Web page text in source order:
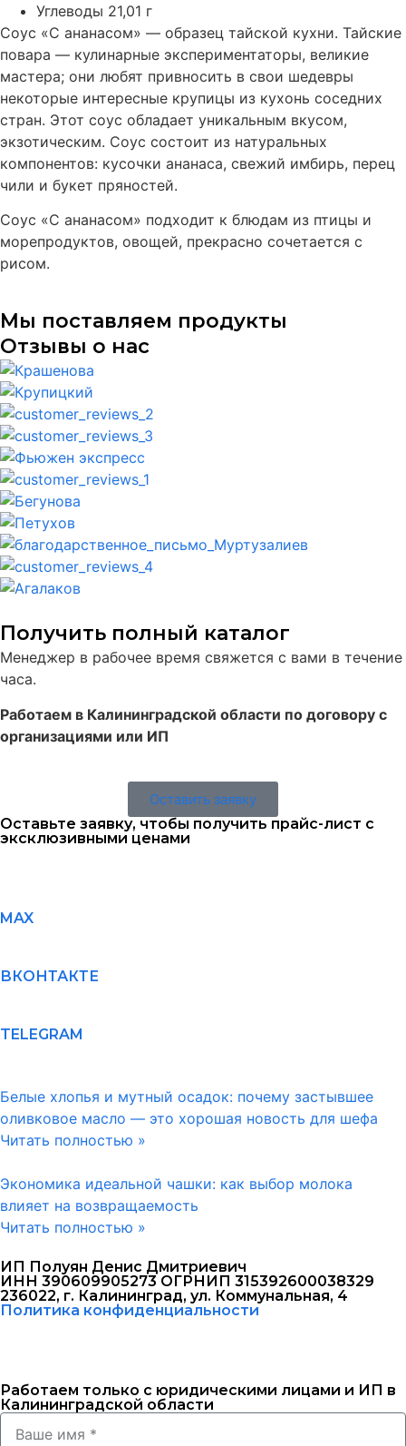
Углеводы 21,01 г
Соус «С ананасом» — образец тайской кухни. Тайские
повара — кулинарные экспериментаторы, великие
мастера; они любят привносить в свои шедевры
некоторые интересные крупицы из кухонь соседних
стран. Этот соус обладает уникальным вкусом,
экзотическим. Соус состоит из натуральных
компонентов: кусочки ананаса, свежий имбирь, перец
чили и букет пряностей.
Соус «С ананасом» подходит к блюдам из птицы и
морепродуктов, овощей, прекрасно сочетается с
рисом.
Мы поставляем продукты
Отзывы о нас
Получить полный каталог
Менеджер в рабочее время свяжется с вами в течение
часа.
Работаем в Калининградской области по договору с
организациями или ИП
Оставить заявку
Оставьте заявку, чтобы получить прайс-лист с
эксклюзивными ценами
MAX
ВКОНТАКТЕ
TELEGRAM
Белые хлопья и мутный осадок: почему застывшее
оливковое масло — это хорошая новость для шефа
Читать полностью »
Экономика идеальной чашки: как выбор молока
влияет на возвращаемость
Читать полностью »
ИП Полуян Денис Дмитриевич
ИНН 390609905273 ОГРНИП 315392600038329
236022, г. Калининград, ул. Коммунальная, 4
Политика конфиденциальности
Работаем только с юридическими лицами и ИП в
Калининградской области